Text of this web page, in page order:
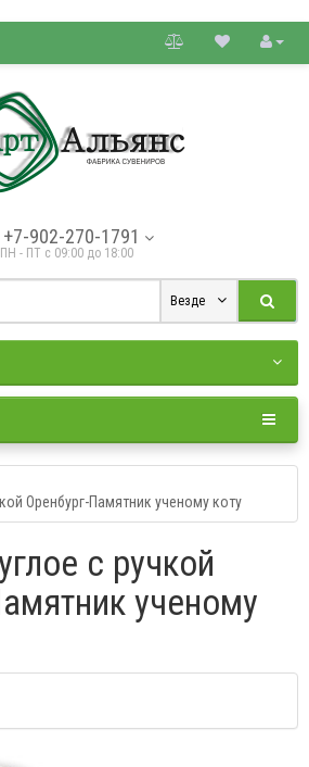
+7-902-270-1791
ПН - ПТ с 09:00 до 18:00
Везде
Оренбург-Памятник ученому коту
с ручкой
ученому